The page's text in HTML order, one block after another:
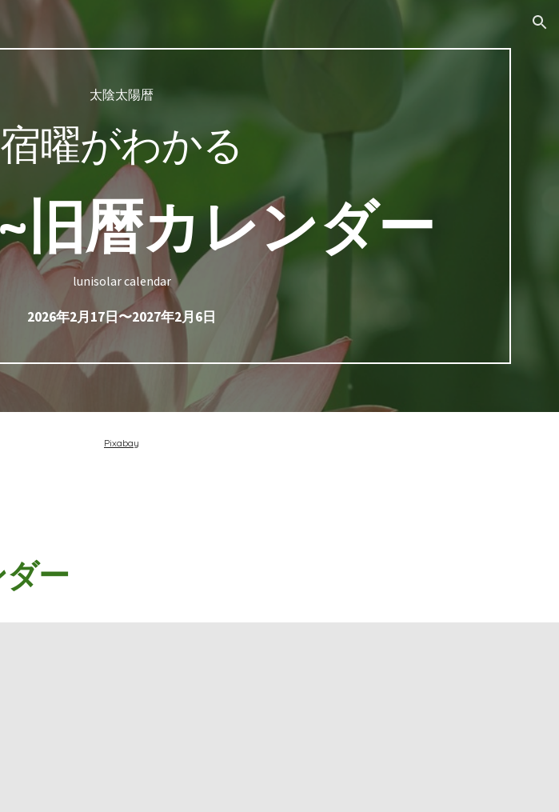
太陰太陽暦
宿曜がわかる
旧暦カレンダー
lunisolar calendar
2026年2月17日〜2027年2月6日
Pixabay
ー